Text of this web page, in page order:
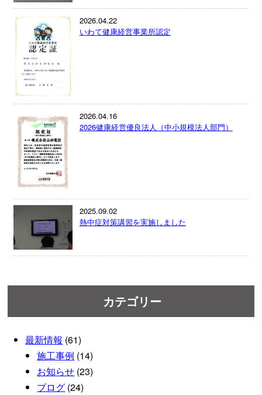
2026.04.22
いわて健康経営事業所認定
2026.04.16
2026健康経営優良法人（中小規模法人部門）
2025.09.02
熱中症対策講習を実施しました
カテゴリー
最新情報 (61)
施工事例 (14)
お知らせ (23)
ブログ (24)